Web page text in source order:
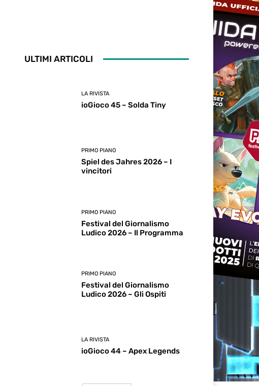
ULTIMI ARTICOLI
LA RIVISTA
ioGioco 45 – Solda Tiny
PRIMO PIANO
Spiel des Jahres 2026 – I
vincitori
PRIMO PIANO
Festival del Giornalismo
Ludico 2026 – Il Programma
PRIMO PIANO
Festival del Giornalismo
Ludico 2026 – Gli Ospiti
LA RIVISTA
ioGioco 44 – Apex Legends